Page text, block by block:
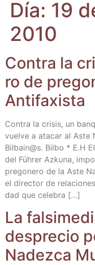
Día: 19
2010
Con­tra la
ro de
Antifaxista
Con­tra la cri­sis, un
vuel­ve a ata­car al Aste
Bilbain@s. Bil­bo * E.H
del Füh­rer Azku­na,
pre­go­ne­ro de la Aste
el direc­tor de
dad que celebra […]
La
des­pre­cio
Nadez­ca